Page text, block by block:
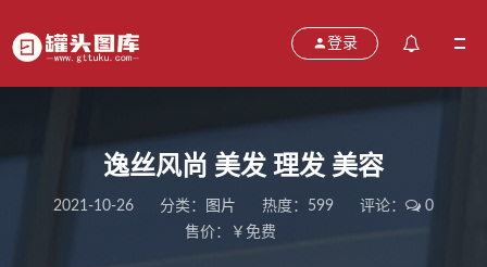
登录
逸丝风尚 美发 理发 美容
2021-10-26 分类： 图片 热度：599 评论：
0
售价：￥免费